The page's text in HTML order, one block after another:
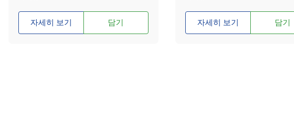
자세히 보기 담기 자세히 보기 담기